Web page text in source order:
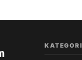
KATEGORI